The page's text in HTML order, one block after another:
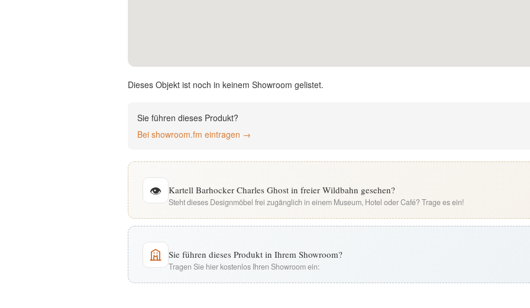
Dieses Objekt ist noch in keinem Showroom gelistet.
Sie führen dieses Produkt?
Bei showroom.fm eintragen →
👁 Kartell Barhocker Charles Ghost in freier Wildbahn gesehen?
Steht dieses Designmöbel frei zugänglich in einem Museum, Hotel oder Café? Trage es ein!
Sie führen dieses Produkt in Ihrem Showroom?
Tragen Sie hier kostenlos Ihren Showroom ein: